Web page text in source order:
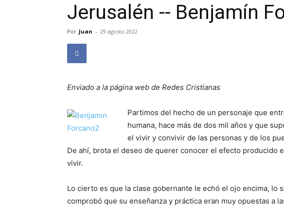
Jerusalén -- Benjamín
Por Juan - 29 agosto 2022
Enviado a la página web de Redes Cristianas
Partimos del hecho de un personaje que
humana, hace más de dos mil años y que
el vivir y convivir de las personas y de los
De ahí, brota el deseo de querer conocer el efecto producido
vivir.
Lo cierto es que la clase gobernante le echó el ojo encima, lo
comprobó que su enseñanza y práctica eran muy opuestas a